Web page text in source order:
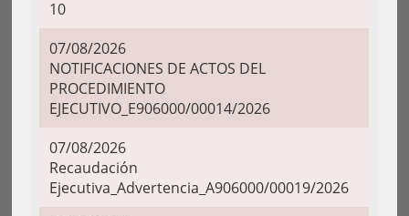
10
07/08/2026
NOTIFICACIONES DE ACTOS DEL
PROCEDIMIENTO
EJECUTIVO_E906000/00014/2026
07/08/2026
Recaudación
Ejecutiva_Advertencia_A906000/00019/2026